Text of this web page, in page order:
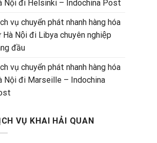
Nội đi Helsinki – Indochina Post
vụ chuyển phát nhanh hàng hóa
Hà Nội đi Libya chuyên nghiệp
đầu
vụ chuyển phát nhanh hàng hóa
Nội đi Marseille – Indochina
VỤ KHAI HẢI QUAN